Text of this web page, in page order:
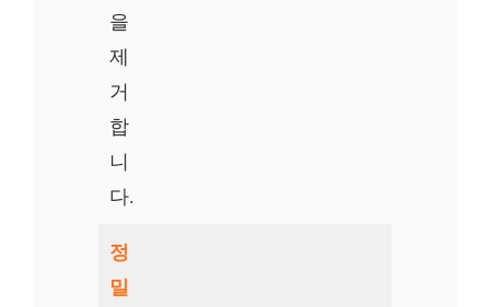
을
제
거
합
니
다.
정
밀